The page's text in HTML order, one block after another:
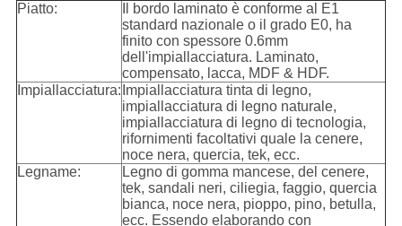
Piatto:
Il bordo laminato è conforme al E1
standard nazionale o il grado E0, ha
finito con spessore 0.6mm
dell'impiallacciatura. Laminato,
compensato, lacca, MDF & HDF.
Impiallacciatura: Impiallacciatura tinta di legno,
impiallacciatura di legno naturale,
impiallacciatura di legno di tecnologia,
rifornimenti facoltativi quale la cenere,
noce nera, quercia, tek, ecc.
Legname:
Legno di gomma mancese, del cenere,
tek, sandali neri, ciliegia, faggio, quercia
bianca, noce nera, pioppo, pino, betulla,
ecc. Essendo elaborando con